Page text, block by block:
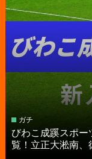
ガチ
びわこ成蹊スポ
覧！立正大淞南、